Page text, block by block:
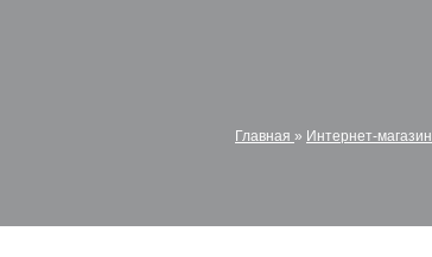
Главная » Интернет-магазин